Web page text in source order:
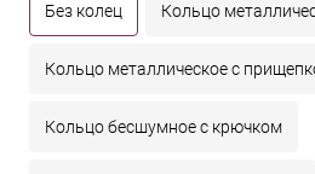
Без колец Кольцо
Кольцо металлическое с
Кольцо бесшумное с крючком